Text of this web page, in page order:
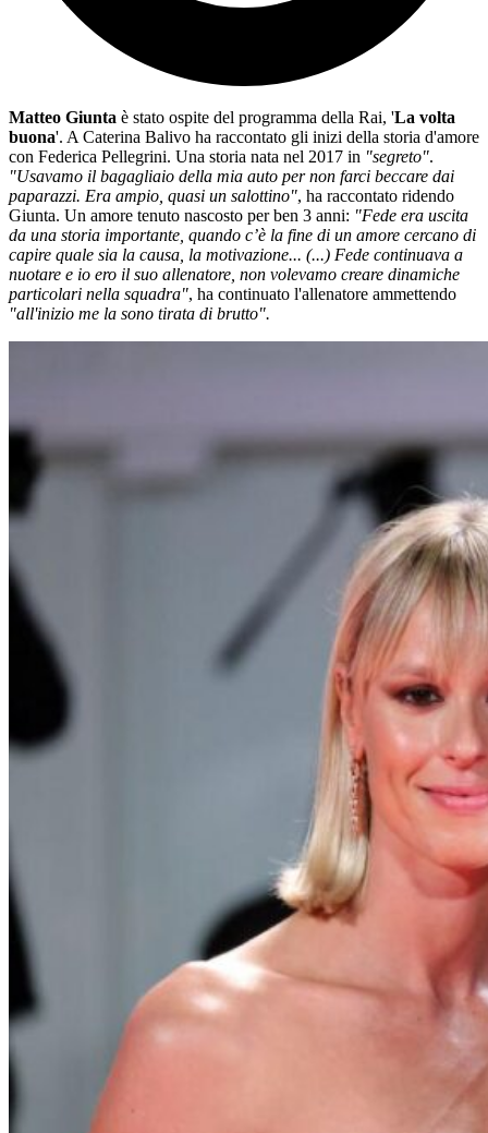
Matteo Giunta è stato ospite del programma della Rai, 'La volta
buona'. A Caterina Balivo ha raccontato gli inizi della storia d'amore
con Federica Pellegrini. Una storia nata nel 2017 in "segreto".
"Usavamo il bagagliaio della mia auto per non farci beccare dai
paparazzi. Era ampio, quasi un salottino", ha raccontato ridendo
Giunta. Un amore tenuto nascosto per ben 3 anni: "Fede era uscita
da una storia importante, quando c’è la fine di un amore cercano di
capire quale sia la causa, la motivazione... (...) Fede continuava a
nuotare e io ero il suo allenatore, non volevamo creare dinamiche
particolari nella squadra", ha continuato l'allenatore ammettendo
"all'inizio me la sono tirata di brutto".